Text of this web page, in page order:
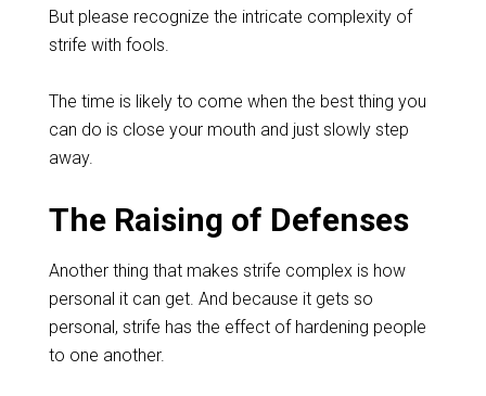
But please recognize the intricate complexity of
strife with fools.
The time is likely to come when the best thing you
can do is close your mouth and just slowly step
away.
‌The Raising of Defenses
‌Another thing that makes strife complex is how
personal it can get. And because it gets so
personal, strife has the effect of hardening people
to one another.